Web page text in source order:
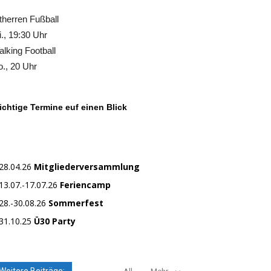
Fußball
19:30 Uhr
Football
20 Uhr
Termine euf einen Blick
28.04.26 Mitgliederversammlung
13.07.-17.07.26 Feriencamp
28.-30.08.26 Sommerfest
Ü30 Party